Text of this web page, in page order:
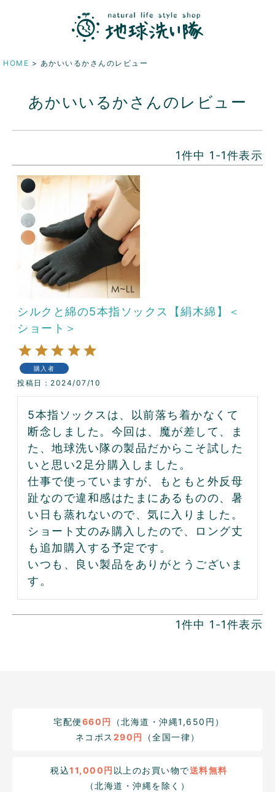
HOME あかいいるかさんのレビュー
あかいいるかさんのレビュー
1件中 1 -1件表示
シルクと綿の5本指ソックス【絹木綿】＜
ショート＞
購入者
投稿日 2024/07/10
5本指ソックスは、以前落ち着かなくて
断念しました。今回は、魔が差して、ま
た、地球洗い隊の製品だからこそ試した
いと思い2足分購入しました。
仕事で使っていますが、もともと外反母
趾なので違和感はたまにあるものの、暑
い日も蒸れないので、気に入りました。
ショート丈のみ購入したので、ロング丈
も追加購入する予定です。
いつも、良い製品をありがとうございま
す。
1件中 1 -1件表示
宅配便660円
（北海道・沖縄1,650円）
ネコポス 290円 （全国一律）
税込11,000円 以上のお買い物で送料無料
（北海道・沖縄を除く）